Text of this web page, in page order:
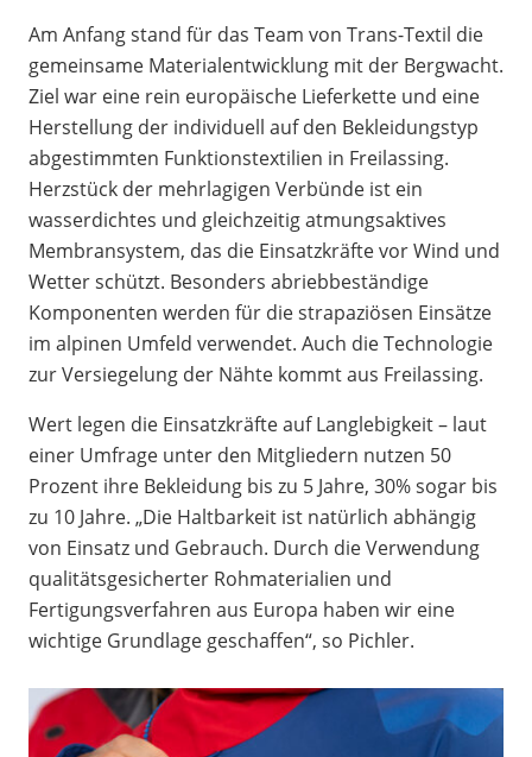
Am Anfang stand für das Team von Trans-Textil die
gemeinsame Materialentwicklung mit der Bergwacht.
Ziel war eine rein europäische Lieferkette und eine
Herstellung der individuell auf den Bekleidungstyp
abgestimmten Funktionstextilien in Freilassing.
Herzstück der mehrlagigen Verbünde ist ein
wasserdichtes und gleichzeitig atmungsaktives
Membransystem, das die Einsatzkräfte vor Wind und
Wetter schützt. Besonders abriebbeständige
Komponenten werden für die strapaziösen Einsätze
im alpinen Umfeld verwendet. Auch die Technologie
zur Versiegelung der Nähte kommt aus Freilassing.
Wert legen die Einsatzkräfte auf Langlebigkeit – laut
einer Umfrage unter den Mitgliedern nutzen 50
Prozent ihre Bekleidung bis zu 5 Jahre, 30% sogar bis
zu 10 Jahre. „Die Haltbarkeit ist natürlich abhängig
von Einsatz und Gebrauch. Durch die Verwendung
qualitätsgesicherter Rohmaterialien und
Fertigungsverfahren aus Europa haben wir eine
wichtige Grundlage geschaffen“, so Pichler.